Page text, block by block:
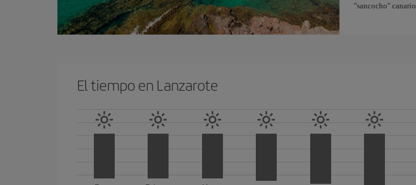
"sancocho"
El tiempo en Lanzarote